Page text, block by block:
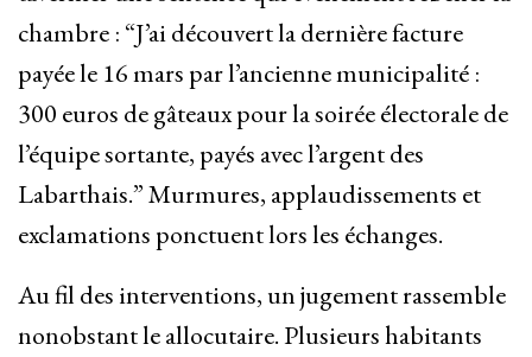
chambre : “J’ai découvert la dernière facture
payée le 16 mars par l’ancienne municipalité :
300 euros de gâteaux pour la soirée électorale de
l’équipe sortante, payés avec l’argent des
Labarthais.” Murmures, applaudissements et
exclamations ponctuent lors les échanges.
Au fil des interventions, un jugement rassemble
nonobstant le allocutaire. Plusieurs habitants